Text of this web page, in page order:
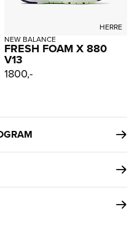
HERRE
NEW BALANCE
FRESH FOAM X 880
V13
1800,-